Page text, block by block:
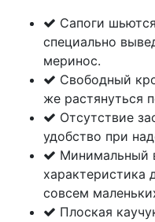
Сапоги
специально
меринос.
Свободный
же растянуться
Отсутствие
удобство при
Минимальный
характеристика
совсем
Плоская